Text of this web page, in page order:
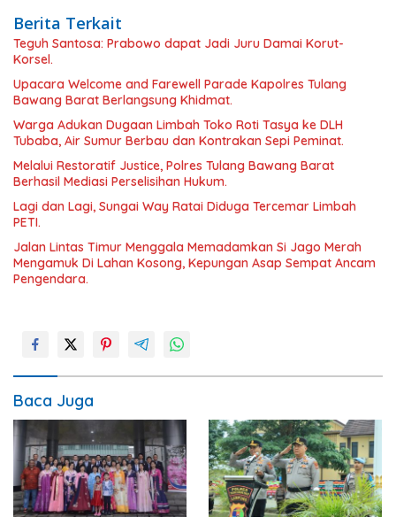
Berita Terkait
Teguh Santosa: Prabowo dapat Jadi Juru Damai Korut-
Korsel.
Upacara Welcome and Farewell Parade Kapolres Tulang
Bawang Barat Berlangsung Khidmat.
Warga Adukan Dugaan Limbah Toko Roti Tasya ke DLH
Tubaba, Air Sumur Berbau dan Kontrakan Sepi Peminat.
Melalui Restoratif Justice, Polres Tulang Bawang Barat
Berhasil Mediasi Perselisihan Hukum.
Lagi dan Lagi, Sungai Way Ratai Diduga Tercemar Limbah
PETI.
Jalan Lintas Timur Menggala Memadamkan Si Jago Merah
Mengamuk Di Lahan Kosong, Kepungan Asap Sempat Ancam
Pengendara.
Baca Juga